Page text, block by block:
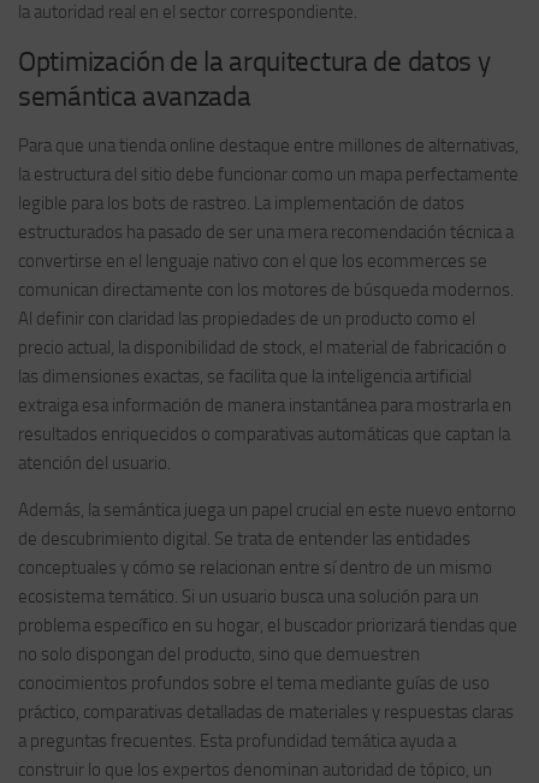
la autoridad real en el sector correspondiente.
Optimización de la arquitectura de datos y
semántica avanzada
Para que una tienda online destaque entre millones de alternativas,
la estructura del sitio debe funcionar como un mapa perfectamente
legible para los bots de rastreo. La implementación de datos
estructurados ha pasado de ser una mera recomendación técnica a
convertirse en el lenguaje nativo con el que los ecommerces se
comunican directamente con los motores de búsqueda modernos.
Al definir con claridad las propiedades de un producto como el
precio actual, la disponibilidad de stock, el material de fabricación o
las dimensiones exactas, se facilita que la inteligencia artificial
extraiga esa información de manera instantánea para mostrarla en
resultados enriquecidos o comparativas automáticas que captan la
atención del usuario.
Además, la semántica juega un papel crucial en este nuevo entorno
de descubrimiento digital. Se trata de entender las entidades
conceptuales y cómo se relacionan entre sí dentro de un mismo
ecosistema temático. Si un usuario busca una solución para un
problema específico en su hogar, el buscador priorizará tiendas que
no solo dispongan del producto, sino que demuestren
conocimientos profundos sobre el tema mediante guías de uso
práctico, comparativas detalladas de materiales y respuestas claras
a preguntas frecuentes. Esta profundidad temática ayuda a
construir lo que los expertos denominan autoridad de tópico, un